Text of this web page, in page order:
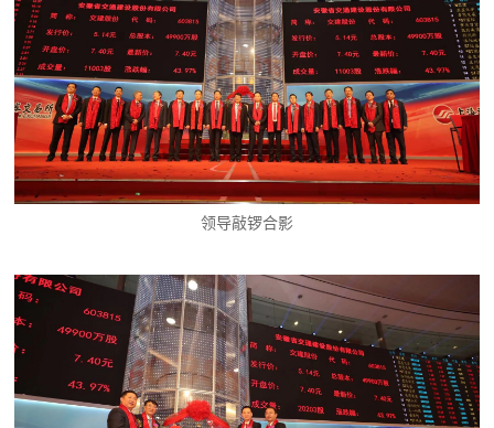
领导敲锣合影